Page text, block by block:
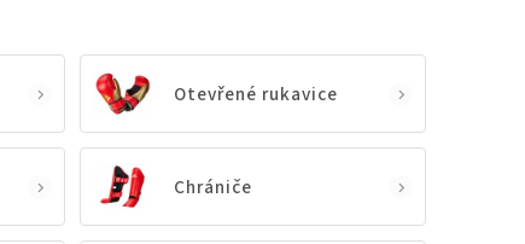
Otevřené rukavice
Chrániče